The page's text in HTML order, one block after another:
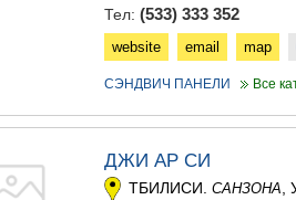
Тел: (533) 333 352
website email map
СЭНДВИЧ ПАНЕЛИ Все
ДЖИ АР СИ
ТБИЛИСИ. САНЗОНА